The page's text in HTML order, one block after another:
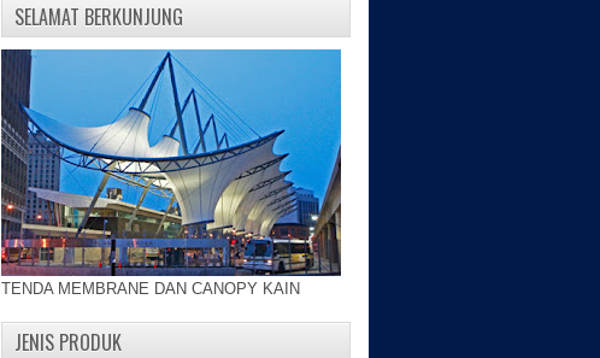
SELAMAT BERKUNJUNG
TENDA MEMBRANE DAN CANOPY KAIN
JENIS PRODUK